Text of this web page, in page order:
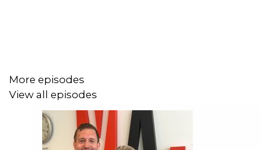
More episodes
View all episodes